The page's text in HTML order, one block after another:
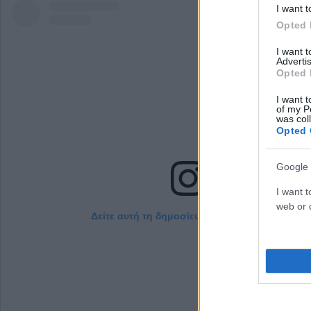
I want
Opted
I want
Opted
I want
of my
was
Opted
Google
I want
web or
Δείτε αυτή τη δημοσίευση στο Instagram.